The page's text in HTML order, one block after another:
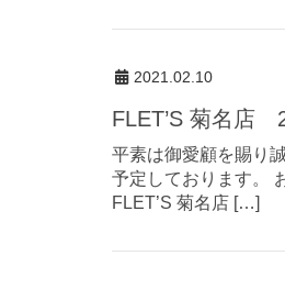
2021.02.10
FLET’S 菊名店
平素は御愛顧を賜り
予定しております
FLET’S 菊名店 […]